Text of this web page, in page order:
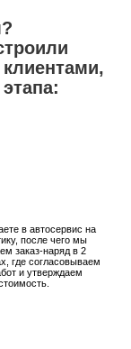
в автосервис на
после чего мы
заказ-наряд в 2
где согласовываем
и утверждаем